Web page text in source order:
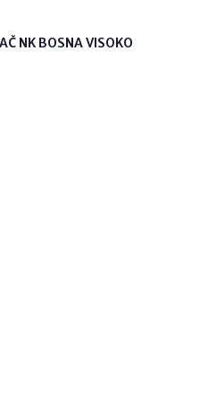
NK BOSNA VISOKO